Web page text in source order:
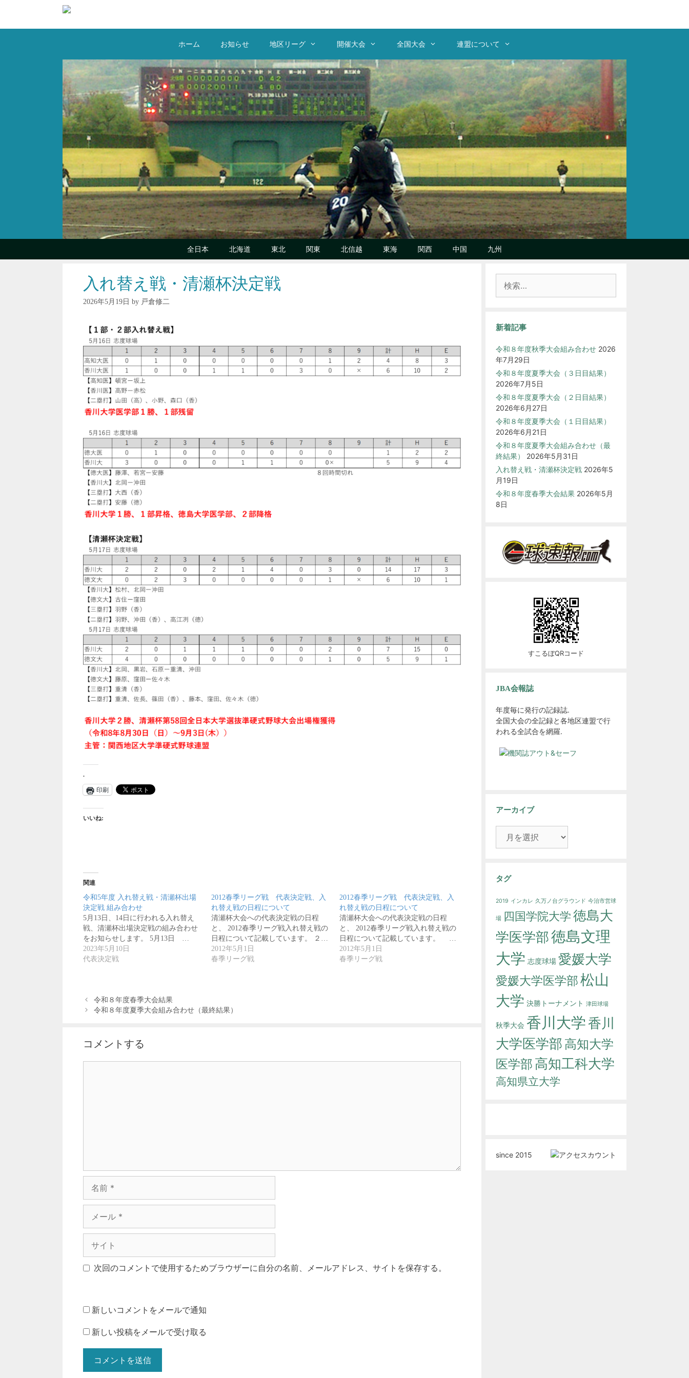
テ
ホーム お知らせ 地区リーグ 開催大会 全国大会 連盟について
全日本 北海道 東北 関東 北信越 東海 関西 中国 九州
入れ替え戦・清瀬杯決定戦
2026年5月19日 by 戸倉修二
.
印刷
いいね:
関連
令和5年度 入れ替え戦・清瀬杯出場
決定戦 組み合わせ
5月13日、14日に行われる入れ替え
戦、清瀬杯出場決定戦の組み合わせ
をお知らせします。 5月13日 …
2023年5月10日
代表決定戦
2012春季リーグ戦 代表決定戦、入
れ替え戦の日程について
清瀬杯大会への代表決定戦の日程
と、 2012春季リーグ戦入れ替え戦の
日程について記載しています。 ２…
2012年5月1日
春季リーグ戦
2012春季リーグ戦 代表決定戦、入
れ替え戦の日程について
清瀬杯大会への代表決定戦の日程
と、 2012春季リーグ戦入れ替え戦の
日程について記載しています。 …
2012年5月1日
春季リーグ戦
令和８年度春季大会結果
令和８年度夏季大会組み合わせ（最終結果）
コメントする
ル
ト
次回のコメントで使用するためブラウザーに自分の名前、メールアドレス、サイトを保存する。
新しいコメントをメールで通知
新しい投稿をメールで受け取る
索:
新着記事
令和８年度秋季大会組み合わせ 2026
年7月29日
令和８年度夏季大会（３日目結果）
2026年7月5日
令和８年度夏季大会（２日目結果）
2026年6月27日
令和８年度夏季大会（１日目結果）
2026年6月21日
令和８年度夏季大会組み合わせ（最
終結果）
2026年5月31日
入れ替え戦・清瀬杯決定戦 2026年5
月19日
令和８年度春季大会結果 2026年5月
8日
すこるぼQRコード
JBA会報誌
年度毎に発行の記録誌.
全国大会の全記録と各地区連盟で行
われる全試合を網羅.
アーカイブ
ブ
タグ
2019 インカレ 久万ノ台グラウンド 今治市営球
場 四国学院大学徳島大
学医学部徳島文理
大学 志度球場 愛媛大学
愛媛大学医学部松山
大学 決勝トーナメント 津田球場
秋季大会 香川大学香川
大学医学部 高知大学
医学部 高知工科大学
高知県立大学
since 2015